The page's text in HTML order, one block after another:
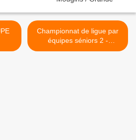
Championnat de ligue par
équipes séniors 2 -
Première division >